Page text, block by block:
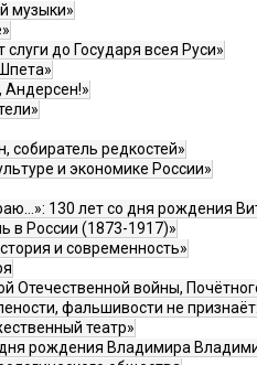
музыки»
до Государя всея Руси»
Андерсен!»
собиратель редкостей»
и экономике России»
130 лет со дня рождения
в России (1873-1917)»
и современность»
Отечественной войны,
фальшивости не
театр»
рождения Владимира